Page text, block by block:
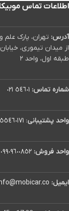
اطلاعات تماس
آدرس: تهران، پارک علم
طبقه اول، واحد ۲
شماره تماس: ٥٤٦٠١ ٠٢١
واحد پشتیبانی:
واحد فروش: ٠٩٩٠٩٦٠٠٨٥٢
ایمیل: